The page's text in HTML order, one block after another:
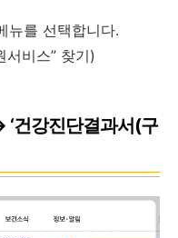
뉴를 선택합니다.
서비스” 찾기)
‘건강진단결과서(구